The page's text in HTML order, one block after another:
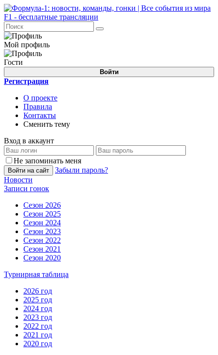
Мой профиль
Гости
Войти
Регистрация
О проекте
Правила
Контакты
Сменить тему
Вход в аккаунт
Не запоминать меня
Войти на сайт
Забыли пароль?
Новости
Записи гонок
Сезон 2026
Сезон 2025
Сезон 2024
Сезон 2023
Сезон 2022
Сезон 2021
Сезон 2020
Турнирная таблица
2026 год
2025 год
2024 год
2023 год
2022 год
2021 год
2020 год